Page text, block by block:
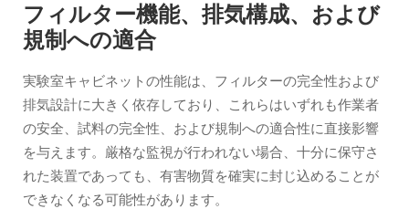
フィルター機能、排気構成、および
規制への適合
実験室キャビネットの性能は、フィルターの完全性および
排気設計に大きく依存しており、これらはいずれも作業者
の安全、試料の完全性、および規制への適合性に直接影響
を与えます。厳格な監視が行われない場合、十分に保守さ
れた装置であっても、有害物質を確実に封じ込めることが
できなくなる可能性があります。